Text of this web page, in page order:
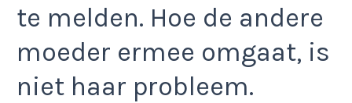
te melden. Hoe de andere
moeder ermee omgaat, is
niet haar probleem.